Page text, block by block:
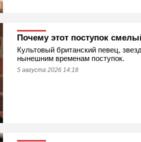
Почему этот поступок
Культовый британский певец,
нынешним временам поступок.
5 августа 2026 14:18